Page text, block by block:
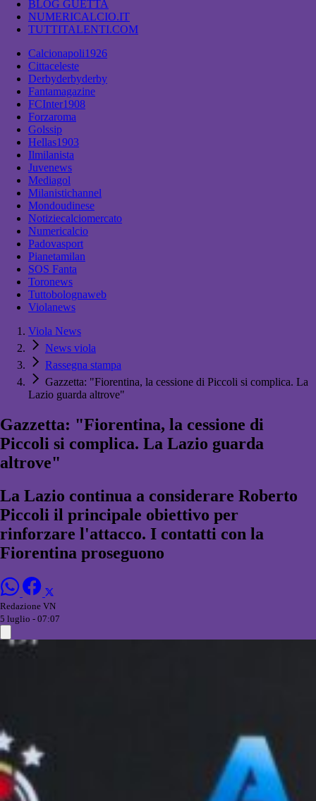
BLOG GUETTA
NUMERICALCIO.IT
TUTTITALENTI.COM
Calcionapoli1926
Cittaceleste
Derbyderbyderby
Fantamagazine
FCInter1908
Forzaroma
Golssip
Hellas1903
Ilmilanista
Juvenews
Mediagol
Milanistichannel
Mondoudinese
Notiziecalciomercato
Numericalcio
Padovasport
Pianetamilan
SOS Fanta
Toronews
Tuttobolognaweb
Violanews
Viola News
News viola
Rassegna stampa
Gazzetta: "Fiorentina, la cessione di Piccoli si complica. La
Lazio guarda altrove"
Gazzetta: "Fiorentina, la cessione di
Piccoli si complica. La Lazio guarda
altrove"
La Lazio continua a considerare Roberto
Piccoli il principale obiettivo per
rinforzare l'attacco. I contatti con la
Fiorentina proseguono
Redazione VN
5 luglio - 07:07